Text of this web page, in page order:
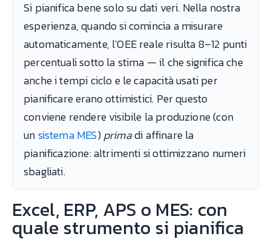
Si pianifica bene solo su dati veri. Nella nostra
esperienza, quando si comincia a misurare
automaticamente, l'OEE reale risulta 8–12 punti
percentuali sotto la stima — il che significa che
anche i tempi ciclo e le capacità usati per
pianificare erano ottimistici. Per questo
conviene rendere visibile la produzione (con
unsistema MES) primadi affinare la
pianificazione: altrimenti si ottimizzano numeri
sbagliati.
Excel, ERP, APS o MES: con
quale strumento si pianifica